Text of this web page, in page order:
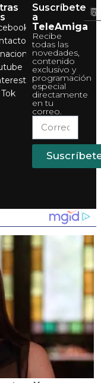
Suscríbete
a
TeleAmiga
Recibe
todas las
novedades,
contenido
exclusivo y
programación
especial
directamente
en tu
correo.